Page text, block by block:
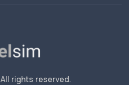
All rights reserved.